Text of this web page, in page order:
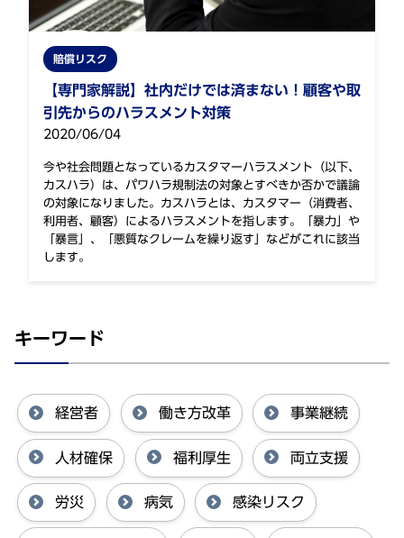
賠償リスク
【専門家解説】社内だけでは済まない！顧客や取
引先からのハラスメント対策
2020/06/04
今や社会問題となっているカスタマーハラスメント（以下、
カスハラ）は、パワハラ規制法の対象とすべきか否かで議論
の対象になりました。カスハラとは、カスタマー（消費者、
利用者、顧客）によるハラスメントを指します。「暴力」や
「暴言」、「悪質なクレームを繰り返す」などがこれに該当
します。
キーワード
経営者 働き方改革 事業継続
人材確保 福利厚生 両立支援
労災 病気 感染リスク